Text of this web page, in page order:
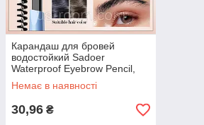
Карандаш для бровей
водостойкий Sadoer
Waterproof Eyebrow Pencil,
0.4г. (тёмно-коричневый)
Немає в наявності
30,96 ₴